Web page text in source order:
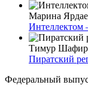
Марина
Интеллектом
Тимур Шафир
Пиратский
Федеральный